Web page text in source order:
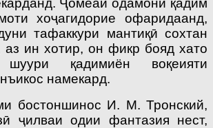
Ҷомеаи одамони қадим
хоҷагидорие офаридаанд,
тафаккури мантиқӣ сохтан
аз ин хотир, он фикр бояд хато
қадимиён воқеияти
намекард.
бостоншинос И. М. Тронский,
ҷилваи одии фантазия нест,